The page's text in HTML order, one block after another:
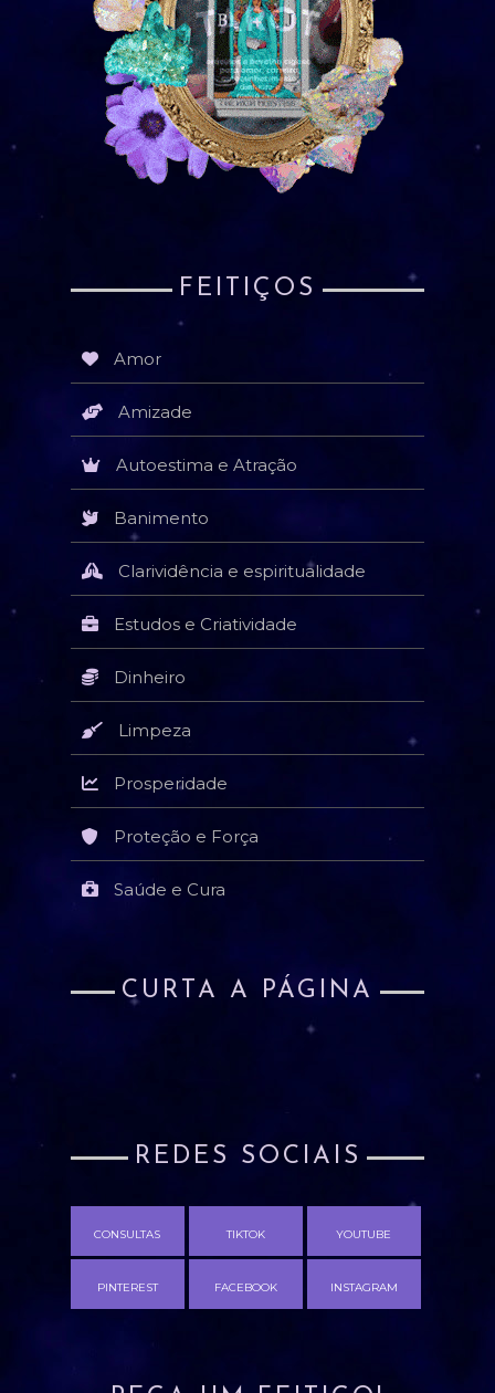
FEITIÇOS
Amor
Amizade
Autoestima e Atração
Banimento
Clarividência e espiritualidade
Estudos e Criatividade
Dinheiro
Limpeza
Prosperidade
Proteção e Força
Saúde e Cura
CURTA A PÁGINA
REDES SOCIAIS
CONSULTAS TIKTOK YOUTUBE
PINTEREST FACEBOOK INSTAGRAM